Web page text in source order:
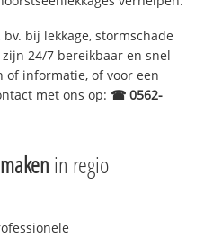
bij lekkage, stormschade
zijn 24/7 bereikbaar en snel
of informatie, of voor een
met ons op: ☎ 0562-
in regio